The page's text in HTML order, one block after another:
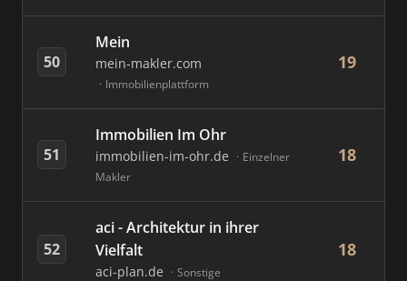
50
Mein
mein-makler.com
Immobilienplattform
19
51
Immobilien Im Ohr
immobilien-im-ohr.de
Einzelner
Makler
18
52
aci - Architektur in ihrer
Vielfalt
aci-plan.de Sonstige
18